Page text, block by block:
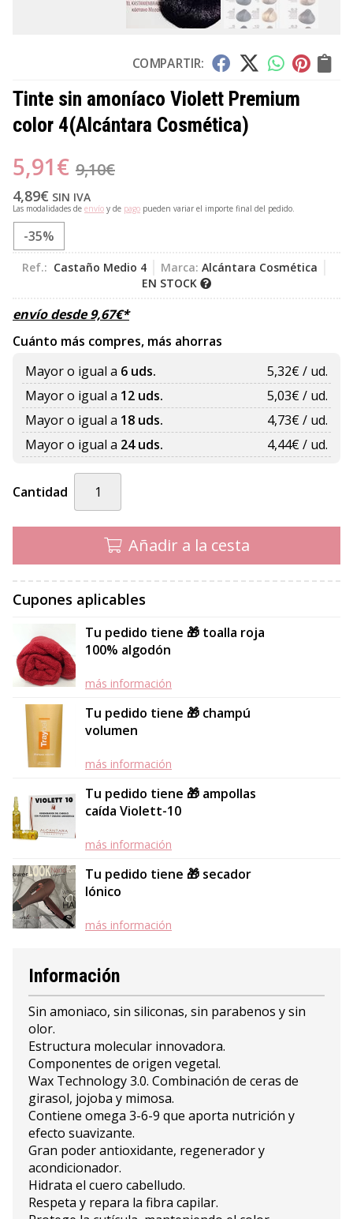
COMPARTIR:
Tinte sin amoníaco Violett Premium
color 4(Alcántara Cosmética)
5,91€ 9,10€
4,89€ SIN IVA
Las modalidades de envío y de pago pueden variar el importe final del pedido.
-35%
Ref.: Castaño Medio 4 Marca: Alcántara Cosmética
EN STOCK
envío desde9,67€*
Cuánto más compres, más ahorras
Mayor o igual a 6 uds. 5,32€ / ud.
Mayor o igual a 12 uds. 5,03€ / ud.
Mayor o igual a 18 uds. 4,73€ / ud.
Mayor o igual a 24 uds. 4,44€ / ud.
Cantidad
Añadir a la cesta
Cupones aplicables
Tu pedido tiene 🎁 toalla roja
100% algodón
más información
Tu pedido tiene 🎁 champú
volumen
más información
Tu pedido tiene 🎁 ampollas
caída Violett-10
más información
Tu pedido tiene 🎁 secador
Iónico
más información
Información
Sin amoniaco, sin siliconas, sin parabenos y sin
olor.
Estructura molecular innovadora.
Componentes de origen vegetal.
Wax Technology 3.0. Combinación de ceras de
girasol, jojoba y mimosa.
Contiene omega 3-6-9 que aporta nutrición y
efecto suavizante.
Gran poder antioxidante, regenerador y
acondicionador.
Hidrata el cuero cabelludo.
Respeta y repara la fibra capilar.